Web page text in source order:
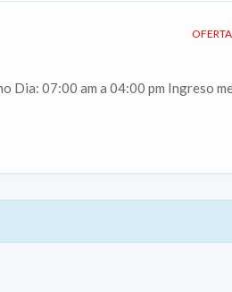
Dia: 07:00 am a 04:00 pm Ingreso